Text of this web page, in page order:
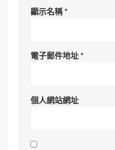
顯示名稱*
電子郵件地址*
個人網站網址